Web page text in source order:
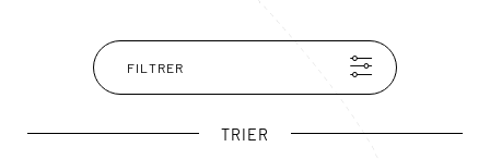
FILTRER
TRIER